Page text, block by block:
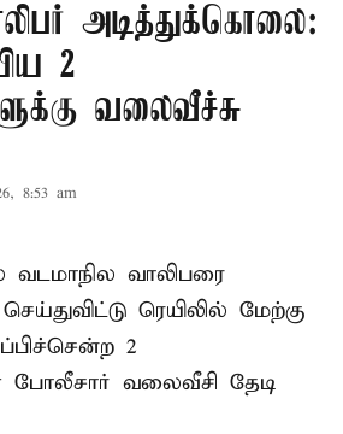
அடித்துக்கொலை:
2
வலைவீச்சு
8:53 am
வடமாநில வாலிபரை
ரெயிலில் மேற்கு
2
வலைவீசி தேடி